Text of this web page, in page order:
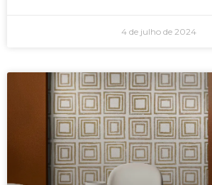
4 de julho de 2024